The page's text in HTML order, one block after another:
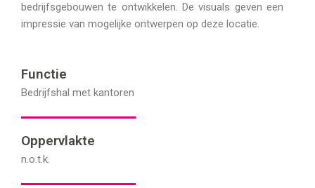
bedrijfsgebouwen te ontwikkelen. De visuals geven een
impressie van mogelijke ontwerpen op deze locatie.
Functie
Bedrijfshal met kantoren
Oppervlakte
n.o.t.k.